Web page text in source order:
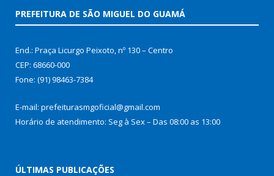
PREFEITURA DE SÃO MIGUEL DO GUAMÁ
End.: Praça Licurgo Peixoto, nº 130 – Centro
CEP: 68660-000
Fone: (91) 98463-7384
E-mail: prefeiturasmgoficial@gmail.com
Horário de atendimento: Seg à Sex – Das 08:00 as 13:00
ÚLTIMAS PUBLICAÇÕES